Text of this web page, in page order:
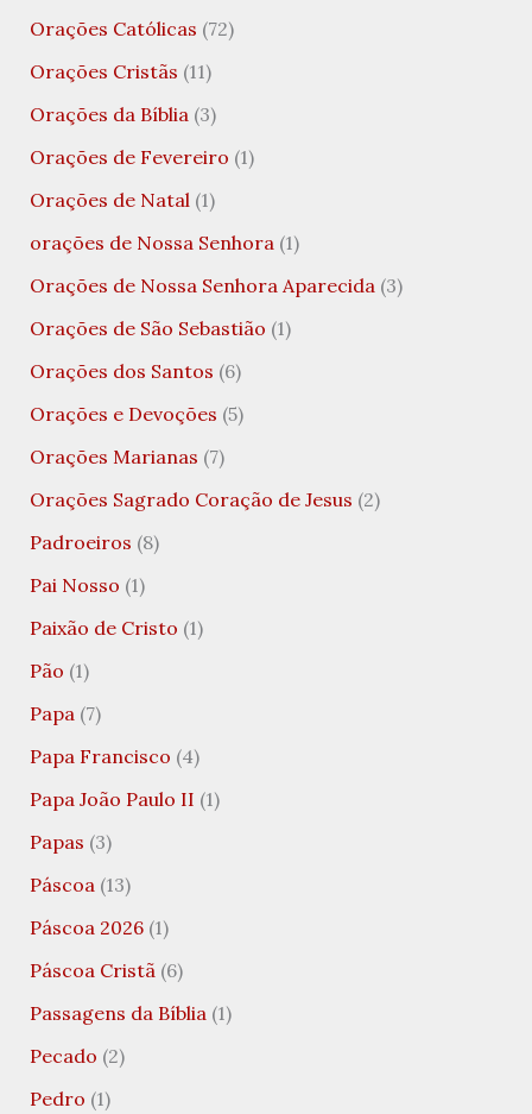
Orações Católicas (72)
Orações Cristãs (11)
Orações da Bíblia(3)
Orações de Fevereiro (1)
Orações de Natal(1)
orações de Nossa Senhora(1)
Orações de Nossa Senhora Aparecida(3)
Orações de São Sebastião (1)
Orações dos Santos (6)
Orações e Devoções (5)
Orações Marianas (7)
Orações Sagrado Coração de Jesus (2)
Padroeiros (8)
Pai Nosso (1)
Paixão de Cristo (1)
Pão (1)
Papa(7)
Papa Francisco (4)
Papa João Paulo II (1)
Papas (3)
Páscoa(13)
Páscoa 2026(1)
Páscoa Cristã(6)
Passagens da Bíblia(1)
Pecado (2)
Pedro (1)